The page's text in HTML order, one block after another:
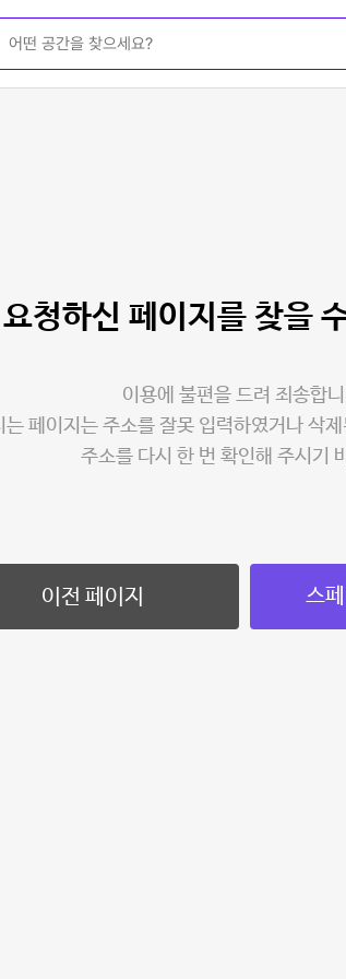
요청하신 페이지를 찾을
이용에 불편을 드려 죄송합
는 페이지는 주소를 잘못 입력하였거나 삭
주소를 다시 한 번 확인해 주시기
이전 페이지 스